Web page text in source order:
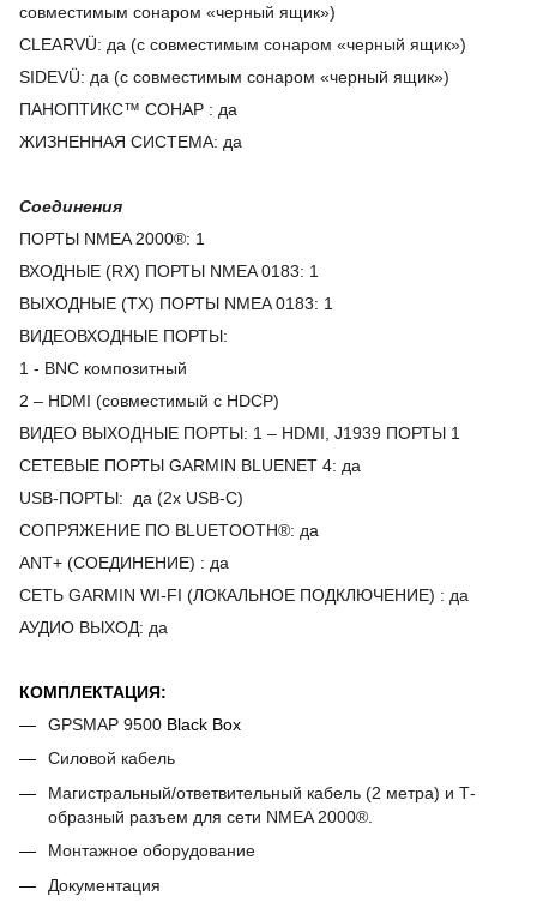
совместимым сонаром «черный ящик»)
CLEARVÜ: да (с совместимым сонаром «черный ящик»)
SIDEVÜ: да (с совместимым сонаром «черный ящик»)
ПАНОПТИКС™ СОНАР : да
ЖИЗНЕННАЯ СИСТЕМА: да
Соединения
ПОРТЫ NMEA 2000®: 1
ВХОДНЫЕ (RX) ПОРТЫ NMEA 0183: 1
ВЫХОДНЫЕ (TX) ПОРТЫ NMEA 0183: 1
ВИДЕОВХОДНЫЕ ПОРТЫ:
1 - BNC композитный
2 – HDMI (совместимый с HDCP)
ВИДЕО ВЫХОДНЫЕ ПОРТЫ: 1 – HDMI J1939 ПОРТЫ 1
СЕТЕВЫЕ ПОРТЫ GARMIN BLUENET 4: да
USB-ПОРТЫ:
да (2x USB-C)
СОПРЯЖЕНИЕ ПО BLUETOOTH®: да
ANT+ (СОЕДИНЕНИЕ) : да
СЕТЬ GARMIN WI-FI (ЛОКАЛЬНОЕ ПОДКЛЮЧЕНИЕ) : да
АУДИО ВЫХОД: да
КОМПЛЕКТАЦИЯ:
GPSMAP 9500 Black Box
Силовой кабель
Магистральный/ответвительный кабель (2 метра) и Т-
образный разъем для сети NMEA 2000®.
Монтажное оборудование
Документация